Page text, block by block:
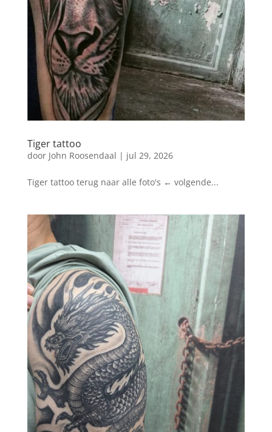
Tiger tattoo
door John Roosendaal | jul 29, 2026
Tiger tattoo terug naar alle foto's ← volgende...